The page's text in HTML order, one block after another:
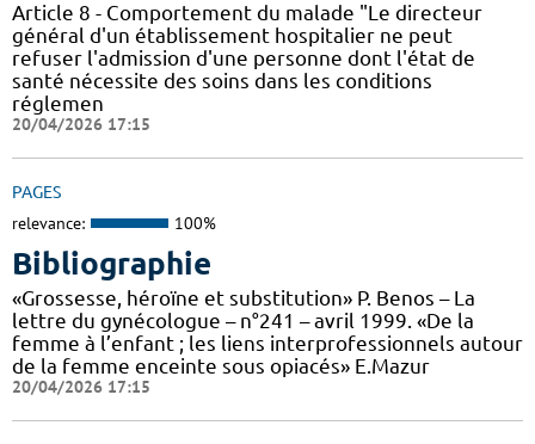
Article 8 - Comportement du malade "Le directeur
général d'un établissement hospitalier ne peut
refuser l'admission d'une personne dont l'état de
santé nécessite des soins dans les conditions
réglemen
20/04/2026 17:15
PAGES
relevance: 100%
Bibliographie
«Grossesse, héroïne et substitution» P. Benos – La
lettre du gynécologue – n°241 – avril 1999. «De la
femme à l’enfant ; les liens interprofessionnels autour
de la femme enceinte sous opiacés» E.Mazur
20/04/2026 17:15